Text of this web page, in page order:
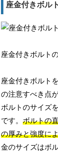
座金付きボル
座金付きボルト
座金付きボルト
の注意すべき点
ボルトのサイズ
です。ボルトの
の厚みと強度に
金のサイズはボ